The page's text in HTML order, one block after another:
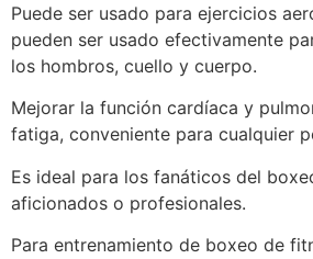
Puede ser usado para ejercicios
pueden ser usado efectivamente
los hombros, cuello y cuerpo.
Mejorar la función cardíaca y
fatiga, conveniente para cualquier
Es ideal para los fanáticos del
aficionados o profesionales.
Para entrenamiento de boxeo de